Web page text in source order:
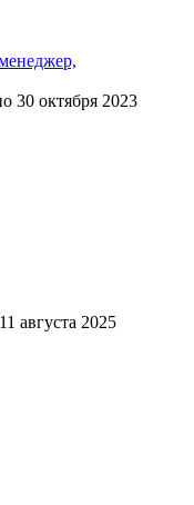
30 октября 2023
11 августа 2025